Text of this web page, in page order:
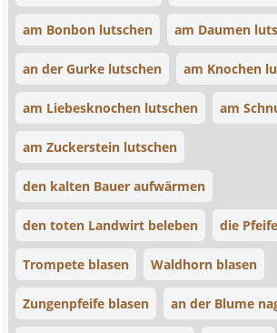
am Bonbon lutschen am Daumen
an der Gurke lutschen am Knochen
am Liebesknochen lutschen am
am Zuckerstein lutschen
den kalten Bauer aufwärmen
den toten Landwirt beleben die
Trompete blasen Waldhorn blasen
Zungenpfeife blasen an der Blume